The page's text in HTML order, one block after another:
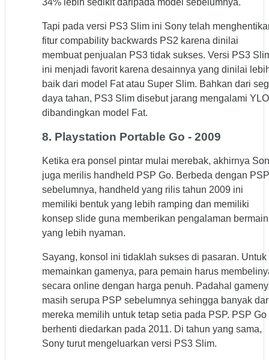
Tapi pada versi PS3 Slim ini Sony telah
fitur compability backwards PS2 karena dinilai
membuat penjualan PS3 tidak sukses. Versi PS3
ini menjadi favorit karena desainnya yang dinilai
baik dari model Fat atau Super Slim. Bahkan dari
daya tahan, PS3 Slim disebut jarang mengalami
dibandingkan model Fat.
8. Playstation Portable Go - 2009
Ketika era ponsel pintar mulai merebak, akhirnya
juga merilis handheld PSP Go. Berbeda dengan PSP
sebelumnya, handheld yang rilis tahun 2009 ini
memiliki bentuk yang lebih ramping dan memiliki
konsep slide guna memberikan pengalaman bermain
yang lebih nyaman.
Sayang, konsol ini tidaklah sukses di pasaran. Untuk
memainkan gamenya, para pemain harus
secara online dengan harga penuh. Padahal
masih serupa PSP sebelumnya sehingga banyak
mereka memilih untuk tetap setia pada PSP. PSP Go
berhenti diedarkan pada 2011. Di tahun yang sama,
Sony turut mengeluarkan versi PS3 Slim.